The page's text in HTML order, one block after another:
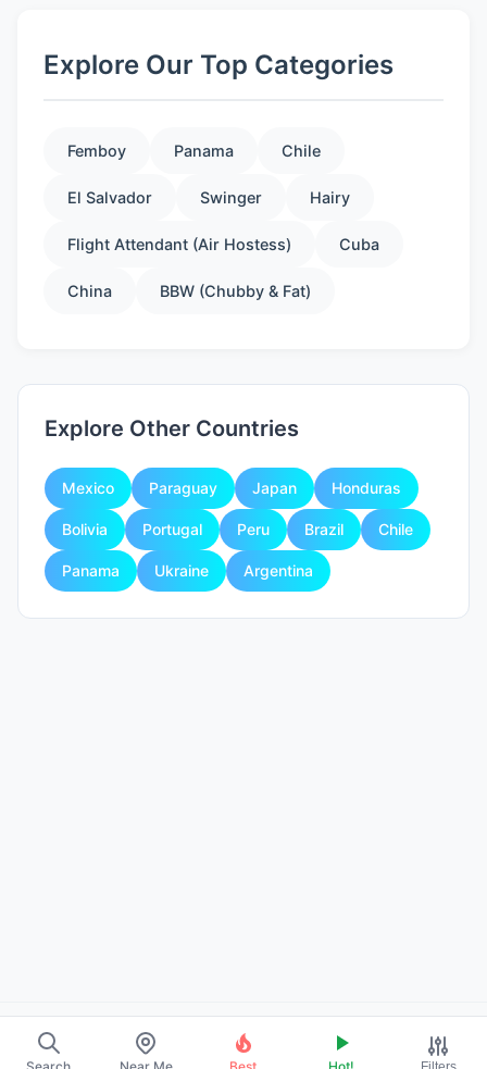
Explore Our Top Categories
Femboy Panama Chile
El Salvador Swinger Hairy
Flight Attendant (Air Hostess) Cuba
China BBW (Chubby & Fat)
Explore Other Countries
Mexico Paraguay Japan Honduras
Bolivia Portugal Peru Brazil Chile
Panama Ukraine Argentina
About Us